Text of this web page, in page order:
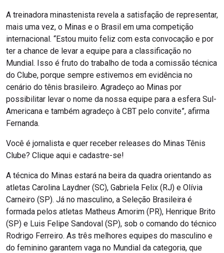
A treinadora minastenista revela a satisfação de representar,
mais uma vez, o Minas e o Brasil em uma competição
internacional. “Estou muito feliz com esta convocação e por
ter a chance de levar a equipe para a classificação no
Mundial. Isso é fruto do trabalho de toda a comissão técnica
do Clube, porque sempre estivemos em evidência no
cenário do tênis brasileiro. Agradeço ao Minas por
possibilitar levar o nome da nossa equipe para a esfera Sul-
Americana e também agradeço à CBT pelo convite”, afirma
Fernanda.
Você é jornalista e quer receber releases do Minas Tênis
Clube? Clique aqui e cadastre-se!
A técnica do Minas estará na beira da quadra orientando as
atletas Carolina Laydner (SC), Gabriela Felix (RJ) e Olívia
Carneiro (SP). Já no masculino, a Seleção Brasileira é
formada pelos atletas Matheus Amorim (PR), Henrique Brito
(SP) e Luis Felipe Sandoval (SP), sob o comando do técnico
Rodrigo Ferreiro. As três melhores equipes do masculino e
do feminino garantem vaga no Mundial da categoria, que